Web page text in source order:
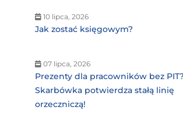
10 lipca, 2026
Jak zostać księgowym?
07 lipca, 2026
Prezenty dla pracowników bez PIT?
Skarbówka potwierdza stałą linię
orzeczniczą!